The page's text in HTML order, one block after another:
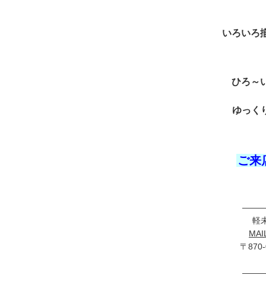
いろいろ
ひろ～
ゆっく
ご来
軽
〒